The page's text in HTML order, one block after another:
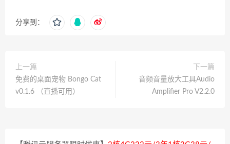
分享到：
上一篇
免费的桌面宠物 Bongo Cat
v0.1.6 （直播可用）
下一篇
音频音量放大工具Audio
Amplifier Pro V2.2.0